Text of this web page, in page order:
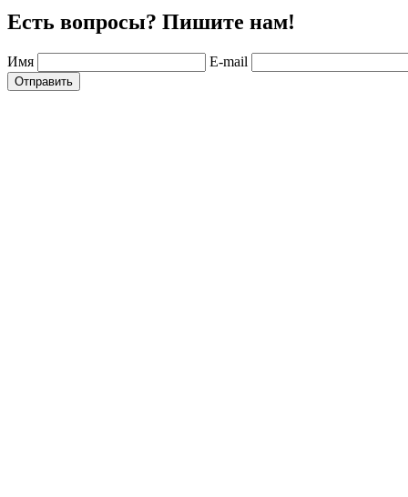
Есть вопросы? Пишите нам!
Имя E-mail